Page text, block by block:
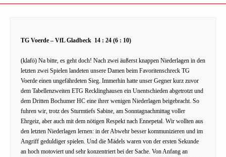
TG Voerde – VfL Gladbeck 14 : 24 (6 : 10)
(klafö) Na bitte, es geht doch! Nach zwei äußerst knappen Niederlagen in den
letzten zwei Spielen landeten unsere Damen beim Favoritenschreck TG
Voerde einen ungefährdeten Sieg. Immerhin hatte unser Gegner kurz zuvor
dem Tabellenzweiten ETG Recklinghausen ein Unentschieden abgetrotzt und
dem Dritten Bochumer HC eine ihrer wenigen Niederlagen beigebracht. So
fuhren wir, trotz des Sturmtiefs Sabine, am Sonntagnachmittag voller
Ehrgeiz, aber auch mit dem nötigen Respekt nach Ennepetal. Wir wollten aus
den letzten Niederlagen lernen: in der Abwehr besser kommunizieren und im
Angriff geduldiger spielen. Und die Mädels waren von der ersten Sekunde
an hoch motoviert und sehr konzentriert bei der Sache. Von Anfang an